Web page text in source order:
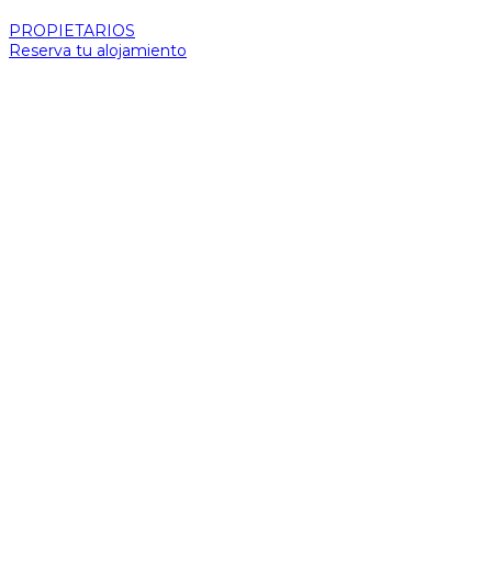
PROPIETARIOS
Reserva tu alojamiento